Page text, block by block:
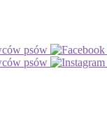
psów
psów